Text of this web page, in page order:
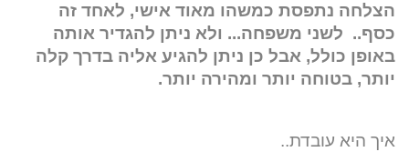
הצלחה נתפסת כמשהו מאוד אישי, לאחד זה
כסף.. לשני משפחה... ולא ניתן להגדיר אותה
באופן כולל, אבל כן ניתן להגיע אליה בדרך קלה
יותר, בטוחה יותר ומהירה יותר.
איך היא עובדת..